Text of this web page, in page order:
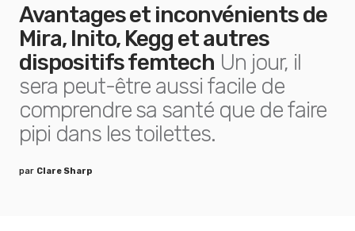
Avantages et inconvénients de
Mira, Inito, Kegg et autres
dispositifs femtech Un jour, il
sera peut-être aussi facile de
comprendre sa santé que de faire
pipi dans les toilettes.
par Clare Sharp